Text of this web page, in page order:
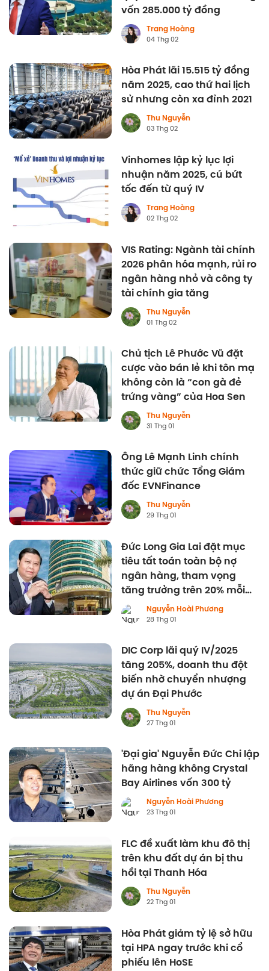
vốn 285.000 tỷ đồng
Trang Hoàng
04 Thg 02
Hòa Phát lãi 15.515 tỷ đồng
năm 2025, cao thứ hai lịch
sử nhưng còn xa đỉnh 2021
Thu Nguyễn
03 Thg 02
Vinhomes lập kỷ lục lợi
nhuận năm 2025, cú bứt
tốc đến từ quý IV
Trang Hoàng
02 Thg 02
VIS Rating: Ngành tài chính
2026 phân hóa mạnh, rủi ro
ngân hàng nhỏ và công ty
tài chính gia tăng
Thu Nguyễn
01 Thg 02
Chủ tịch Lê Phước Vũ đặt
cược vào bán lẻ khi tôn mạ
không còn là “con gà đẻ
trứng vàng” của Hoa Sen
Thu Nguyễn
31 Thg 01
Ông Lê Mạnh Linh chính
thức giữ chức Tổng Giám
đốc EVNFinance
Thu Nguyễn
29 Thg 01
Đức Long Gia Lai đặt mục
tiêu tất toán toàn bộ nợ
ngân hàng, tham vọng
tăng trưởng trên 20% mỗi
năm
Nguyễn Hoài Phương
28 Thg 01
DIC Corp lãi quý IV/2025
tăng 205%, doanh thu đột
biến nhờ chuyển nhượng
dự án Đại Phước
Thu Nguyễn
27 Thg 01
'Đại gia' Nguyễn Đức Chi lập
hãng hàng không Crystal
Bay Airlines vốn 300 tỷ
Nguyễn Hoài Phương
23 Thg 01
FLC đề xuất làm khu đô thị
trên khu đất dự án bị thu
hồi tại Thanh Hóa
Thu Nguyễn
22 Thg 01
Hòa Phát giảm tỷ lệ sở hữu
tại HPA ngay trước khi cổ
phiếu lên HoSE